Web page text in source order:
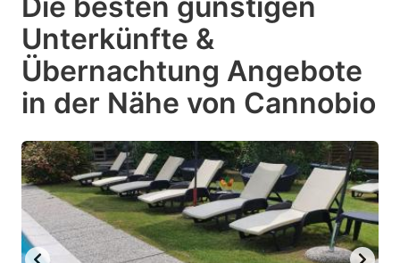
a
date.
Press
question
mark
key
to
get
the
a
Press
the
question
mark
key
to
get
the
Unterkünfte &
Übernachtung Angebote
in der Nähe von Cannobio